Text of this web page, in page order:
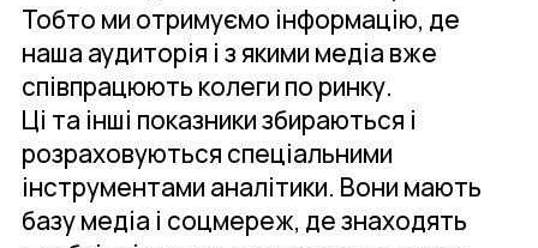
Тобто ми отримуємо інформацію, де
наша аудиторія і з якими медіа вже
співпрацюють колеги по ринку.
Ці та інші показники збираються і
розраховуються спеціальними
інструментами аналітики. Вони мають
базу медіа і соцмереж, де знаходять